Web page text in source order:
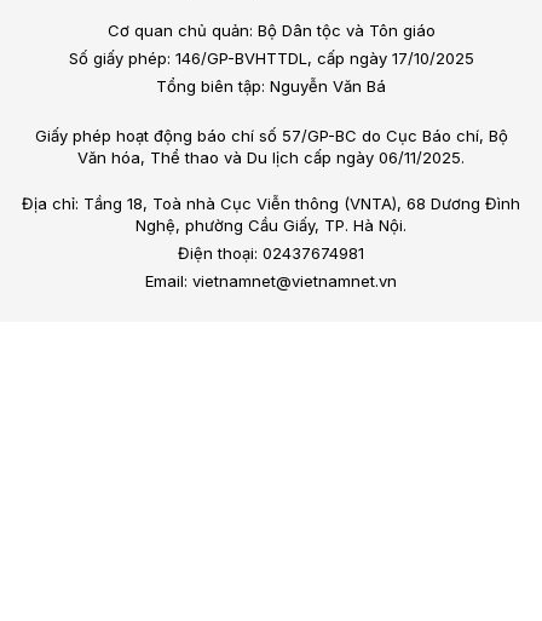
Cơ quan chủ quản: Bộ Dân tộc và Tôn giáo
Số giấy phép: 146/GP-BVHTTDL, cấp ngày 17/10/2025
Tổng biên tập: Nguyễn Văn Bá
Giấy phép hoạt động báo chí số 57/GP-BC do Cục Báo chí, Bộ
Văn hóa, Thể thao và Du lịch cấp ngày 06/11/2025.
Địa chỉ: Tầng 18, Toà nhà Cục Viễn thông (VNTA), 68 Dương Đình
Nghệ, phường Cầu Giấy, TP. Hà Nội.
Điện thoại: 02437674981
Email: vietnamnet@vietnamnet.vn